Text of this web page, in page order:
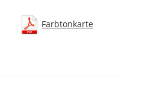
Farbtonkarte